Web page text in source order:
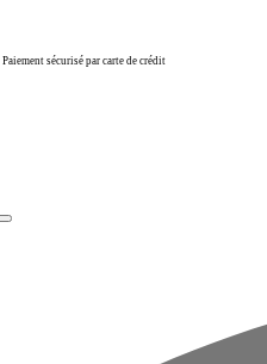
Paiement sécurisé par carte de crédit